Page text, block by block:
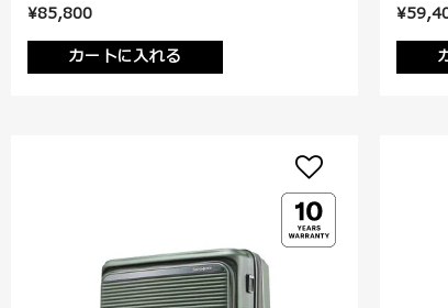
¥85,800
カートに入れる